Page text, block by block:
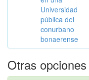
Universidad
pública del
conurbano
bonaerense
Otras